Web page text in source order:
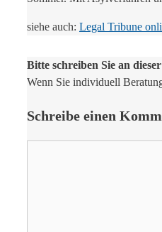
siehe auch: Legal Tribune
Bitte schreiben Sie an
Wenn Sie individuell
Schreibe einen